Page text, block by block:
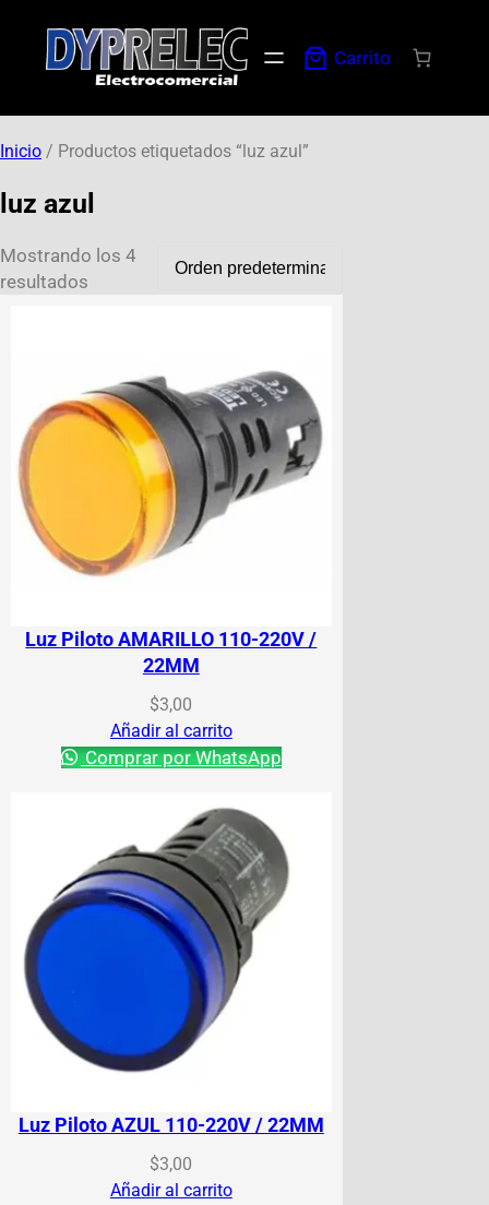
Carrito
Inicio / Productos etiquetados “luz azul”
luz azul
Mostrando los 4
resultados
Luz Piloto AMARILLO 110-220V /
22MM
$3,00
Añadir al carrito
Comprar por WhatsApp
Luz Piloto AZUL 110-220V / 22MM
$3,00
Añadir al carrito